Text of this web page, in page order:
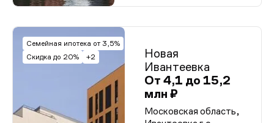
Семейная ипотека от 3,5%
Скидка до 20%
+2
Новая
Ивантеевка
От 4,1 до 15,2
млн ₽
Московская область,